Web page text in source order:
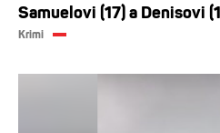
Samuelovi (17) a Denisovi
Krimi